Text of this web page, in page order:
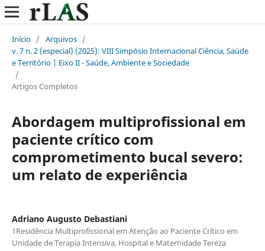
Início / Arquivos /
v. 7 n. 2 (especial) (2025): VIII Simpósio Internacional Ciência, Saúde
e Território | Eixo II - Saúde, Ambiente e Sociedade
/
Artigos Completos
Abordagem multiprofissional em
paciente crítico com
comprometimento bucal severo:
um relato de experiência
Adriano Augusto Debastiani
1Residência Multiprofissional em Atenção ao Paciente Crítico em
Unidade de Terapia Intensiva, Hospital e Maternidade Tereza